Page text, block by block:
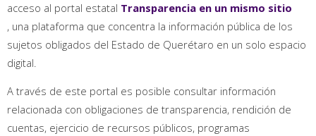
acceso al portal estatal Transparencia en un mismo sitio
, una plataforma que concentra la información pública de los
sujetos obligados del Estado de Querétaro en un solo espacio
digital.
A través de este portal es posible consultar información
relacionada con obligaciones de transparencia, rendición de
cuentas, ejercicio de recursos públicos, programas